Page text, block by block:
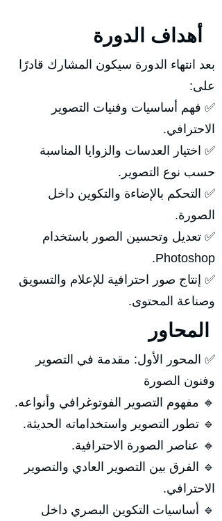
بعد انتهاء الدورة سيكون المشارك قادرًا
على:
✅ فهم أساسيات وفنيات التصوير
الاحترافي.
✅ اختيار العدسات والزوايا المناسبة
حسب نوع التصوير.
✅ التحكم بالإضاءة والتكوين داخل
الصورة.
✅ تعديل وتحسين الصور باستخدام
Photoshop.
✅ إنتاج صور احترافية للإعلام والتسويق
وصناعة المحتوى.
✅ المحور الأول: مقدمة في التصوير
وفنون الصورة
🔹 مفهوم التصوير الفوتوغرافي وأنواعه.
🔹 تطور التصوير واستخداماته الحديثة.
🔹 عناصر الصورة الاحترافية.
🔹 الفرق بين التصوير العادي والتصوير
الاحترافي.
🔹 أساسيات التكوين البصري داخل